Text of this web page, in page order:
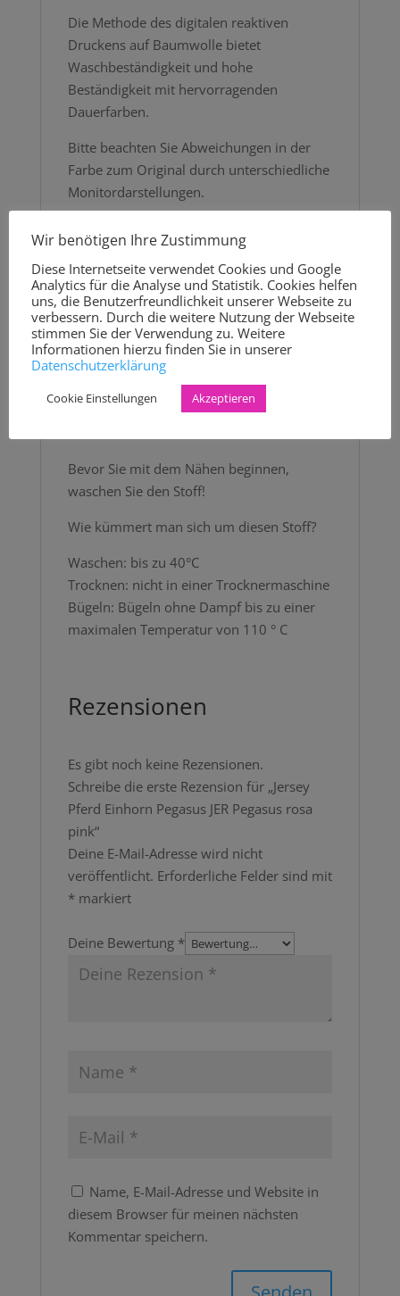
Die Methode des digitalen reaktiven
Druckens auf Baumwolle bietet
Waschbeständigkeit und hohe
Beständigkeit mit hervorragenden
Dauerfarben.
Bitte beachten Sie Abweichungen in der
Farbe zum Original durch unterschiedliche
Monitordarstellungen.
Menge von 0,5 Metern. Sollten Sie eine
größere Menge benötigen, passen Sie
diese bitte an. (1 = 0,5 Meter, 2 = 1 Meter,
usw…)
Der Stoff wird an einem Stück verschickt.
Mindestbestellmenge: 50 cm
Bitte wählen Sie Ihre Wunschmenge in 50
Bevor Sie mit dem Nähen beginnen,
waschen Sie den Stoff!
Wie kümmert man sich um diesen Stoff?
Waschen: bis zu 40°C
Trocknen: nicht in einer Trocknermaschine
Bügeln: Bügeln ohne Dampf bis zu einer
maximalen Temperatur von 110 ° C
Rezensionen
Es gibt noch keine Rezensionen.
Schreibe die erste Rezension für „Jersey
Pferd Einhorn Pegasus JER Pegasus rosa
pink“
Deine E-Mail-Adresse wird nicht
veröffentlicht. Erforderliche Felder sind mit
*markiert
Deine Bewertung *
Name, E-Mail-Adresse und Website in
diesem Browser für meinen nächsten
Kommentar speichern.
Wir benötigen Ihre Zustimmung
Diese Internetseite verwendet Cookies und Google
Analytics für die Analyse und Statistik. Cookies helfen
uns, die Benutzerfreundlichkeit unserer Webseite zu
verbessern. Durch die weitere Nutzung der Webseite
stimmen Sie der Verwendung zu. Weitere
Informationen hierzu finden Sie in unserer
Datenschutzerklärung
Cookie Einstellungen Akzeptieren